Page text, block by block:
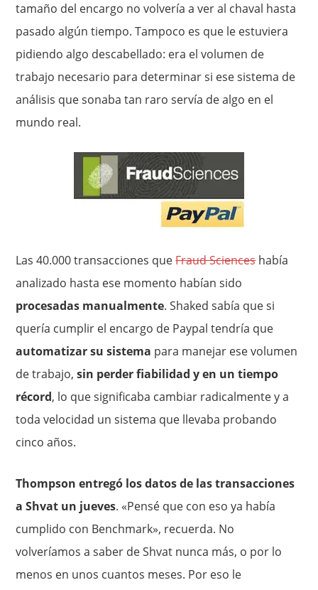
tamaño del encargo no volvería a ver al chaval hasta
pasado algún tiempo. Tampoco es que le estuviera
pidiendo algo descabellado: era el volumen de
trabajo necesario para determinar si ese sistema de
análisis que sonaba tan raro servía de algo en el
mundo real.
Las 40.000 transacciones queFraud Scienceshabía
analizado hasta ese momento habían sido
procesadas manualmente. Shaked sabía que si
quería cumplir el encargo de Paypal tendría que
automatizar su sistema para manejar ese volumen
de trabajo,sin perder fiabilidad y en un tiempo
récord, lo que significaba cambiar radicalmente y a
toda velocidad un sistema que llevaba probando
cinco años.
Thompson entregó los datos de las transacciones
a Shvat un jueves. «Pensé que con eso ya había
cumplido con Benchmark», recuerda. No
volveríamos a saber de Shvat nunca más, o por lo
menos en unos cuantos meses. Por eso le